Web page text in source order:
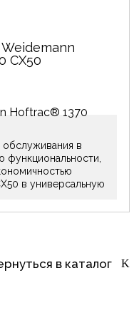
Hoftrac® 1370
обслуживания в
функциональности,
в универсальную
в каталог